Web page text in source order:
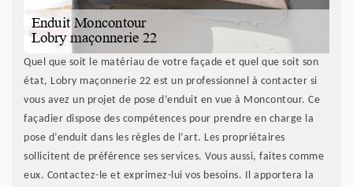
Quel que soit le matériau de votre façade et quel que soit son
état, Lobry maçonnerie 22 est un professionnel à contacter si
vous avez un projet de pose d’enduit en vue à Moncontour. Ce
façadier dispose des compétences pour prendre en charge la
pose d’enduit dans les règles de l’art. Les propriétaires
sollicitent de préférence ses services. Vous aussi, faites comme
eux. Contactez-le et exprimez-lui vos besoins. Il apportera la